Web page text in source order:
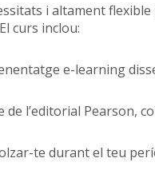
i altament
curs inclou:
e-learning
l’editorial Pearson,
te durant el teu